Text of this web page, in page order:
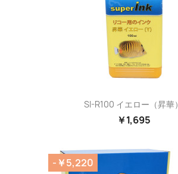
SI-R100 イエロー（昇華）
￥1,695
-￥5,220